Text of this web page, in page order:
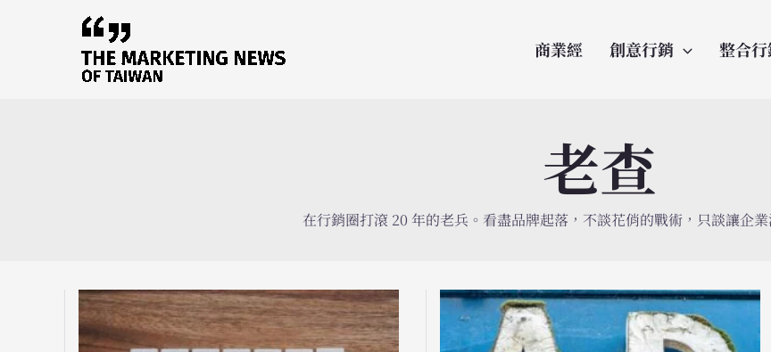
商業經 創意行銷 整合行
老查
在行銷圈打滾 20 年的老兵。看盡品牌起落，不談花俏的戰術，只談讓企